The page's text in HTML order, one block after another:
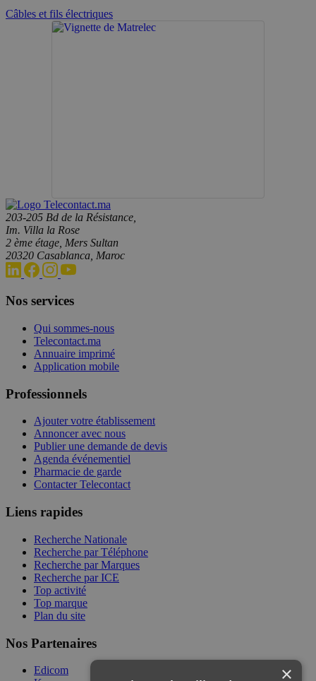
Câbles et fils électriques
203-205 Bd de la Résistance,
Im. Villa la Rose
2 ème étage, Mers Sultan
20320 Casablanca, Maroc
Nos services
Qui sommes-nous
Telecontact.ma
Annuaire imprimé
Application mobile
Professionnels
Ajouter votre établissement
Annoncer avec nous
Publier une demande de devis
Agenda événementiel
Pharmacie de garde
Contacter Telecontact
Liens rapides
Recherche Nationale
Recherche par Téléphone
Recherche par Marques
Recherche par ICE
Top activité
Top marque
Plan du site
Nos Partenaires
Edicom
×